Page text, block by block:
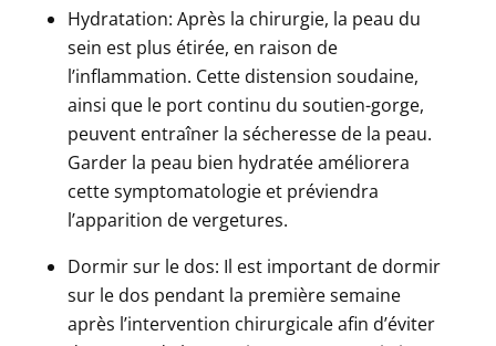
Hydratation: Après la chirurgie, la peau du
sein est plus étirée, en raison de
l’inflammation. Cette distension soudaine,
ainsi que le port continu du soutien-gorge,
peuvent entraîner la sécheresse de la peau.
Garder la peau bien hydratée améliorera
cette symptomatologie et préviendra
l’apparition de vergetures.
Dormir sur le dos: Il est important de dormir
sur le dos pendant la première semaine
après l’intervention chirurgicale afin d’éviter